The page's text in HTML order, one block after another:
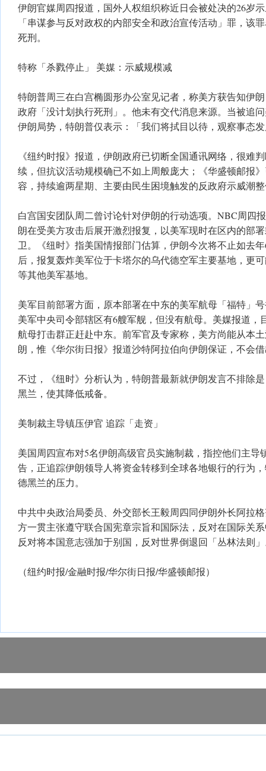
伊朗官媒周四报道，国外人权组织称近日会被处决的26岁
「串谋参与反对政权的内部安全和政治宣传活动」罪，该
死刑。
特称「杀戮停止」 美媒：示威规模减
特朗普周三在白宫椭圆形办公室见记者，称美方获告知伊
政府「没计划执行死刑」。他未有交代消息来源。当被追
伊朗局势，特朗普仅表示：「我们将拭目以待，观察事态
《纽约时报》报道，伊朗政府已切断全国通讯网络，很难
续，但抗议活动规模确已不如上周般庞大；《华盛顿邮报
容，持续逾两星期、主要由民生困境触发的反政府示威潮
白宫国安团队周二曾讨论针对伊朗的行动选项。NBC周四
朗在受美方攻击后展开激烈报复，以美军现时在区内的部
卫。《纽时》指美国情报部门估算，伊朗今次将不止如去
后，报复轰炸美军位于卡塔尔的乌代德空军主要基地，更
等其他美军基地。
美军目前部署方面，原本部署在中东的美军航母「福特」
美军中央司令部辖区有6艘军舰，但没有航母。美媒报道，
航母打击群正赶赴中东。前军官及专家称，美方尚能从本
朗，惟《华尔街日报》报道沙特阿拉伯向伊朗保证，不会
不过，《纽时》分析认为，特朗普最新就伊朗发言不排除
黑兰，使其降低戒备。
美制裁主导镇压伊官 追踪「走资」
美国周四宣布对5名伊朗高级官员实施制裁，指控他们主导
告，正追踪伊朗领导人将资金转移到全球各地银行的行为
德黑兰的压力。
中共中央政治局委员、外交部长王毅周四同伊朗外长阿拉
方一贯主张遵守联合国宪章宗旨和国际法，反对在国际关
反对将本国意志强加于别国，反对世界倒退回「丛林法则
（纽约时报/金融时报/华尔街日报/华盛顿邮报）